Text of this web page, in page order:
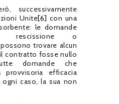
successivamente
Unite[6] con una
le domande
rescissione o
trovare alcun
contratto fosse nullo
domande che
provvisoria efficacia
caso, la sua non